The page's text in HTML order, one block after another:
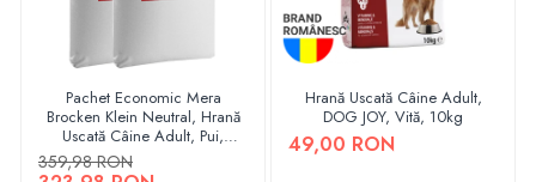
Pachet Economic Mera
Brocken Klein Neutral, Hrană
Uscată Câine Adult, Pui,
2x15kg
359,98 RON
Hrană Uscată Câine Adult,
DOG JOY, Vită, 10kg
49,00 RON